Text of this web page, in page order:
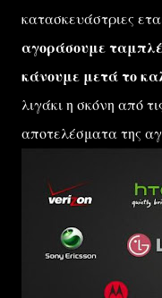
κατασκευάστριες
αγοράσουμε
κάνουμε μετά το
λιγάκι η σκόνη από
αποτελέσματα της